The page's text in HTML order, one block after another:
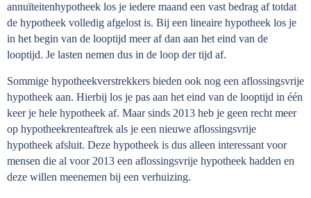
annuïteitenhypotheek los je iedere maand een vast bedrag af totdat
de hypotheek volledig afgelost is. Bij een lineaire hypotheek los je
in het begin van de looptijd meer af dan aan het eind van de
looptijd. Je lasten nemen dus in de loop der tijd af.
Sommige hypotheekverstrekkers bieden ook nog een aflossingsvrije
hypotheek aan. Hierbij los je pas aan het eind van de looptijd in één
keer je hele hypotheek af. Maar sinds 2013 heb je geen recht meer
op hypotheekrenteaftrek als je een nieuwe aflossingsvrije
hypotheek afsluit. Deze hypotheek is dus alleen interessant voor
mensen die al voor 2013 een aflossingsvrije hypotheek hadden en
deze willen meenemen bij een verhuizing.